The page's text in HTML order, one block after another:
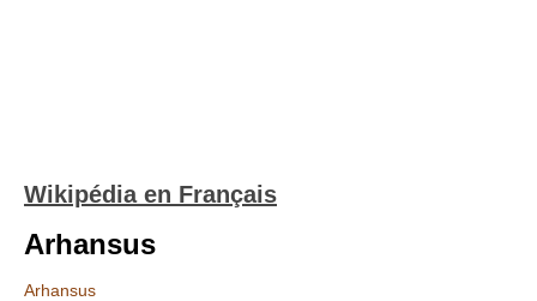
Wikipédia en Français
Arhansus
Arhansus